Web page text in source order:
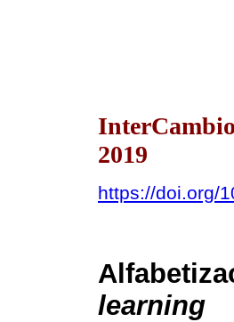
2019
https://doi.org/
learning